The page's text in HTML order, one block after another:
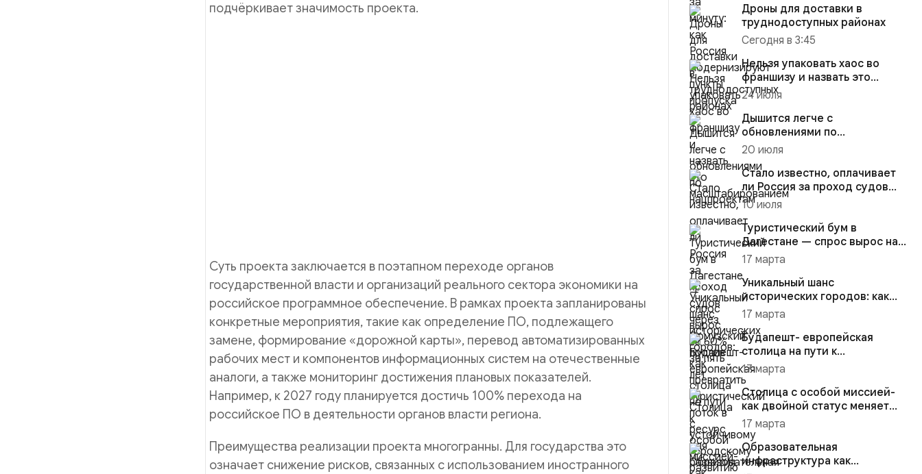
подчёркивает значимость проекта.
Суть проекта заключается в поэтапном переходе органов
государственной власти и организаций реального сектора экономики на
российское программное обеспечение. В рамках проекта запланированы
конкретные мероприятия, такие как определение ПО, подлежащего
замене, формирование «дорожной карты», перевод автоматизированных
рабочих мест и компонентов информационных систем на отечественные
аналоги, а также мониторинг достижения плановых показателей.
Например, к 2027 году планируется достичь 100% перехода на
российское ПО в деятельности органов власти региона.
Преимущества реализации проекта многогранны. Для государства это
означает снижение рисков, связанных с использованием иностранного
Дроны для доставки в
труднодоступных районах
Сегодня в 3:45
Нельзя упаковать хаос во
франшизу и назвать это
масштабированием
24 июля
Дышится легче с
обновлениями по
нацпроектам
20 июля
Стало известно, оплачивает
ли Россия за проход судов
через Ормузский пролив
10 июля
Туристический бум в
Дагестане — спрос вырос на
60% за пять лет
17 марта
Уникальный шанс
исторических городов: как
превратить туристический
поток в р...
17 марта
Будапешт- европейская
столица на пути к
устойчивому городскому
развитию
17 марта
Столица с особой миссией-
как двойной статус меняет
управление Москвой
17 марта
Образовательная
инфраструктура как